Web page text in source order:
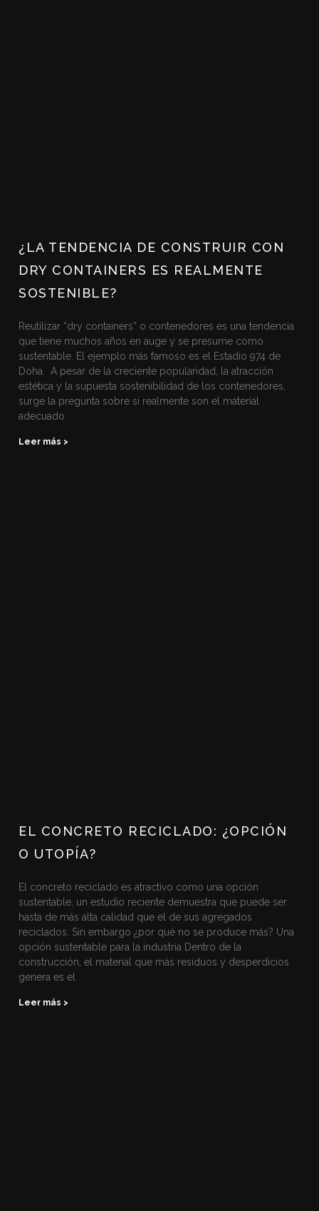
¿LA TENDENCIA DE CONSTRUIR CON
DRY CONTAINERS ES REALMENTE
SOSTENIBLE?
Reutilizar “dry containers” o contenedores es una tendencia
que tiene muchos años en auge y se presume como
sustentable. El ejemplo más famoso es el Estadio 974 de
Doha. A pesar de la creciente popularidad, la atracción
estética y la supuesta sostenibilidad de los contenedores,
surge la pregunta sobre si realmente son el material
adecuado
Leer más >
EL CONCRETO RECICLADO: ¿OPCIÓN
O UTOPÍA?
El concreto reciclado es atractivo como una opción
sustentable, un estudio reciente demuestra que puede ser
hasta de más alta calidad que el de sus agregados
reciclados. Sin embargo ¿por qué no se produce más? Una
opción sustentable para la industria Dentro de la
construcción, el material que más residuos y desperdicios
genera es el
Leer más >